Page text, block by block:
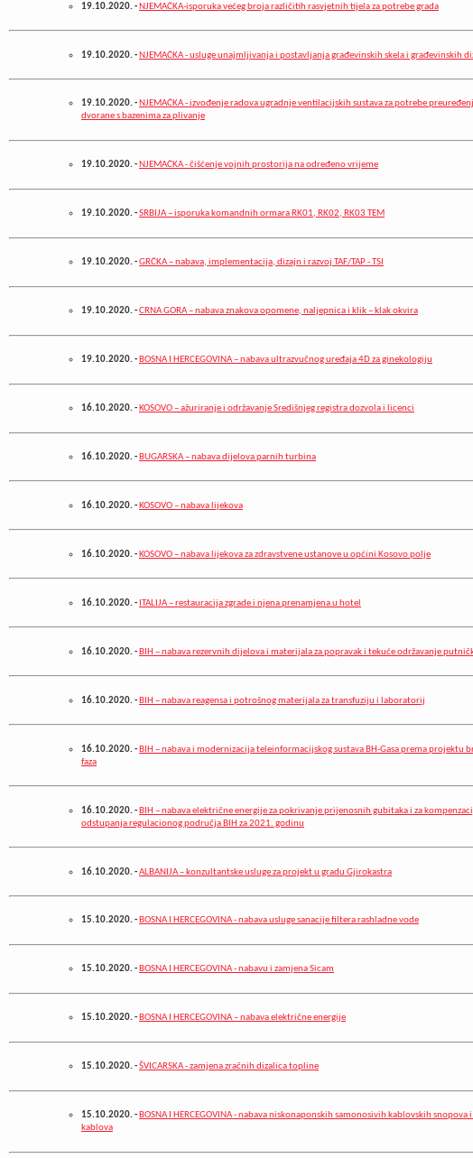
19.10.2020.- NJEMAČKA-isporuka većeg broja različitih rasvjetnih tijela za potrebe grada
19.10.2020.- NJEMAČKA - usluge unajmljivanja i postavljanja građevinskih skela i građevinskih
19.10.2020.-NJEMAČKA - izvođenje radova ugradnje ventilacijskih sustava za potrebe
dvorane s bazenima za plivanje
19.10.2020.-NJEMAČKA - čišćenje vojnih prostorija na određeno vrijeme
19.10.2020.-SRBIJA – isporuka komandnih ormara RK01, RK02, RK03 TEM
19.10.2020.-GRČKA – nabava, implementacija, dizajn i razvoj TAF/TAP - TSI
19.10.2020.-CRNA GORA – nabava znakova opomene, naljepnica i klik – klak okvira
19.10.2020.- BOSNA I HERCEGOVINA – nabava ultrazvučnog uređaja 4D za ginekologiju
16.10.2020.- KOSOVO – ažuriranje i održavanje Središnjeg registra dozvola i licenci
16.10.2020.- BUGARSKA – nabava dijelova parnih turbina
16.10.2020.- KOSOVO – nabava lijekova
16.10.2020.- KOSOVO – nabava lijekova za zdravstvene ustanove u općini Kosovo polje
16.10.2020.- ITALIJA – restauracija zgrade i njena prenamjena u hotel
16.10.2020.- BIH – nabava rezervnih dijelova i materijala za popravak i tekuće održavanje
16.10.2020.- BIH – nabava reagensa i potrošnog materijala za transfuziju i laboratorij
16.10.2020.- BIH – nabava i modernizacija teleinformacijskog sustava BH-Gasa prema projektu
faza
16.10.2020.- BIH – nabava električne energije za pokrivanje prijenosnih gubitaka i za
odstupanja regulacionog područja BIH za 2021. godinu
16.10.2020.-ALBANIJA – konzultantske usluge za projekt u gradu Gjirokastra
15.10.2020.-BOSNA I HERCEGOVINA - nabava usluge sanacije filtera rashladne vode
15.10.2020.-BOSNA I HERCEGOVINA - nabavu i zamjena Sicam
15.10.2020.-BOSNA I HERCEGOVINA – nabava električne energije
15.10.2020.-ŠVICARSKA - zamjena zračnih dizalica topline
15.10.2020.- BOSNA I HERCEGOVINA - nabava niskonaponskih samonosivih kablovskih snopova
kablova